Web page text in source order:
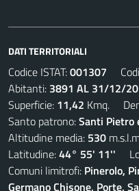
DATI TERRITORIALI
Codice ISTAT:001307
Abitanti: 3891 AL 31/12/
Superficie: 11,42 Kmq.
Santo patrono:Santi Pietro
Altitudine media: 530
Latitudine:44° 55' 11''
Comuni limitrofi: Pinerolo,
Germano Chisone, Porte,